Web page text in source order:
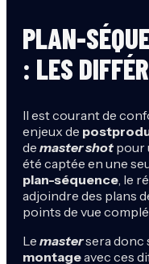
PLAN-
: LES
Il est courant de
enjeux de
de master shot pour
été captée en une
plan-séquence , le
adjoindre des plans
points de vue
Le mastersera donc
montageavec ces